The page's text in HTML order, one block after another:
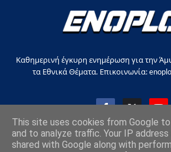
Καθημερινή έγκυρη ενημέρωση για την
τα Εθνικά Θέματα. Επικοινωνία:
This site uses cookies from Google
and to analyze traffic. Your IP
shared with Google along with